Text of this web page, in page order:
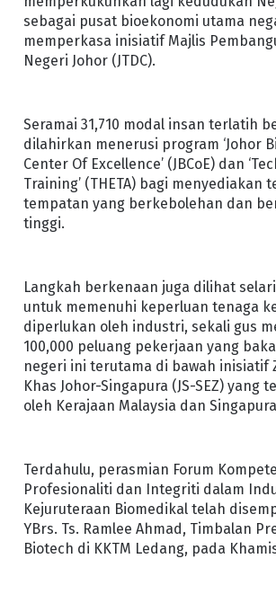
sebagai pusat bioekonomi utama
memperkasa inisiatif Majlis
Negeri Johor (JTDC).
Seramai 31,710 modal insan terlatih
dilahirkan menerusi program ‘Johor
Center Of Excellence’ (JBCoE) dan
Training’ (THETA) bagi menyediakan
tempatan yang berkebolehan dan
tinggi.
Langkah berkenaan juga dilihat
untuk memenuhi keperluan tenaga
diperlukan oleh industri, sekali gus
100,000 peluang pekerjaan yang
negeri ini terutama di bawah inisiatif
Khas Johor-Singapura (JS-SEZ) yang
oleh Kerajaan Malaysia dan
Terdahulu, perasmian Forum
Profesionaliti dan Integriti dalam
Kejuruteraan Biomedikal telah
YBrs. Ts. Ramlee Ahmad, Timbalan
Biotech di KKTM Ledang, pada